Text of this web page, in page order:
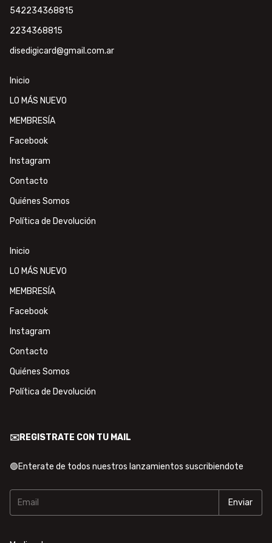
542234368815
2234368815
disedigicard@gmail.com.ar
Inicio
LO MÁS NUEVO
MEMBRESÍA
Facebook
Instagram
Contacto
Quiénes Somos
Política de Devolución
Inicio
LO MÁS NUEVO
MEMBRESÍA
Facebook
Instagram
Contacto
Quiénes Somos
Política de Devolución
✉️REGISTRATE CON TU MAIL
🟢Enterate de todos nuestros lanzamientos suscribiendote